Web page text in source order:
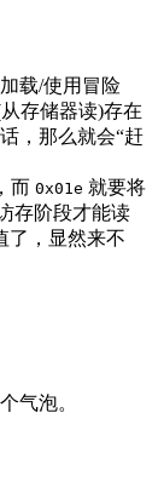
载/使用冒险
存储器读)存在
，那么就会“赶
，而 0x01e 就要将
存阶段才能读
了，显然来不
气泡。